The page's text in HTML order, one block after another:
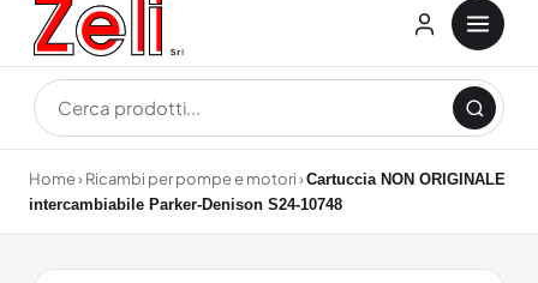
Home›Ricambi per pompe e motori›Cartuccia NON ORIGINALE
intercambiabile Parker-Denison S24-10748